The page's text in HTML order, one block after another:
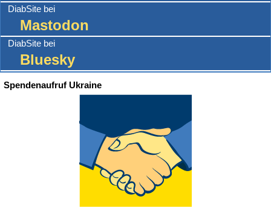
DiabSite bei
Mastodon
DiabSite bei
Bluesky
Spendenaufruf Ukraine